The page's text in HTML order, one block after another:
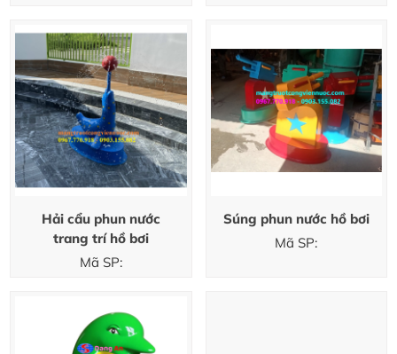
Hải cẩu phun nước
trang trí hồ bơi
Mã SP:
Súng phun nước hồ bơi
Mã SP: